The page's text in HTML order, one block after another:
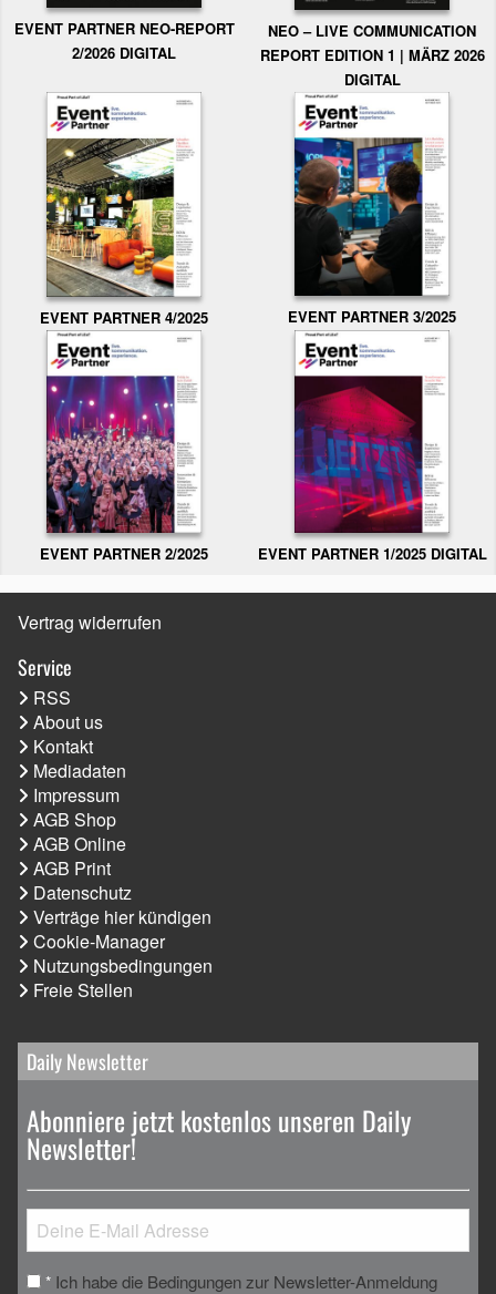
EVENT PARTNER NEO-REPORT
2/2026 DIGITAL
NEO – LIVE COMMUNICATION
REPORT EDITION 1 | MÄRZ 2026
DIGITAL
EVENT PARTNER 4/2025 EVENT PARTNER 3/2025
EVENT PARTNER 2/2025 EVENT PARTNER 1/2025 DIGITAL
Vertrag widerrufen
Service
RSS
About us
Kontakt
Mediadaten
Impressum
AGB Shop
AGB Online
AGB Print
Datenschutz
Verträge hier kündigen
Cookie-Manager
Nutzungsbedingungen
Freie Stellen
Daily Newsletter
Abonniere jetzt kostenlos unseren Daily
Newsletter!
* Ich habe die Bedingungen zur Newsletter-Anmeldung